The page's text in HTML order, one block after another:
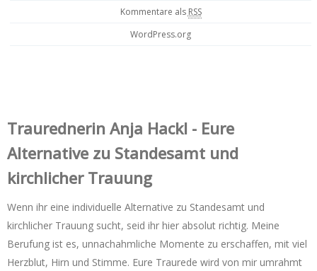
Kommentare als RSS
WordPress.org
Trauredner‌in Anja Hackl - Eure
Alternative zu Standesamt und
kirchlicher Trauung
Wenn ihr eine individuelle Alternative zu Standesamt und
kirchlicher Trauung sucht, seid ihr hier absolut richtig. Meine
Berufung ist es, unnachahmliche Momente zu erschaffen, mit viel
Herzblut, Hirn und Stimme. Eure Traurede wird von mir umrahmt